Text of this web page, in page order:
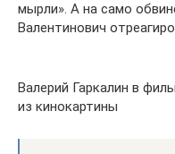
мырли». А на само
Валентинович
Валерий Гаркалин в
из кинокартины